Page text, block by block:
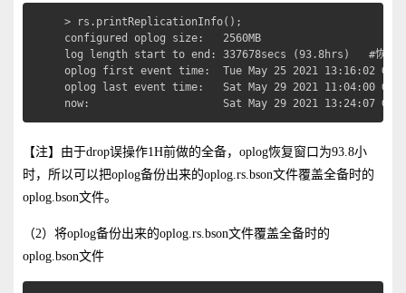
> rs.printReplicationInfo();
configured oplog size:   2560MB
log length start to end: 337678secs (93.8hrs)   #恢复窗
oplog first event time:  Tue May 25 2021 13:16:02
oplog last event time:   Sat May 29 2021 11:04:00
now:                     Sat May 29 2021 13:24:07
【注】由于drop误操作1H前做的全备，oplog恢复窗口为93.8小
时，所以可以把oplog备份出来的oplog.rs.bson文件覆盖全备时的
oplog.bson文件。
（2）将oplog备份出来的oplog.rs.bson文件覆盖全备时的
oplog.bson文件